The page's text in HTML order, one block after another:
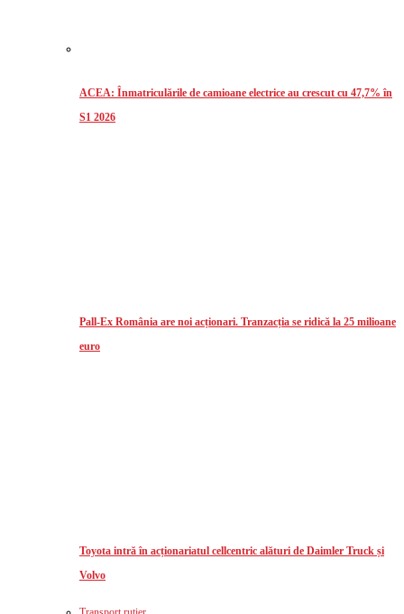
ACEA: Înmatriculările de camioane electrice au crescut cu 47,7% în
S1 2026
Pall-Ex România are noi acționari. Tranzacția se ridică la 25 milioane
euro
Toyota intră în acționariatul cellcentric alături de Daimler Truck și
Volvo